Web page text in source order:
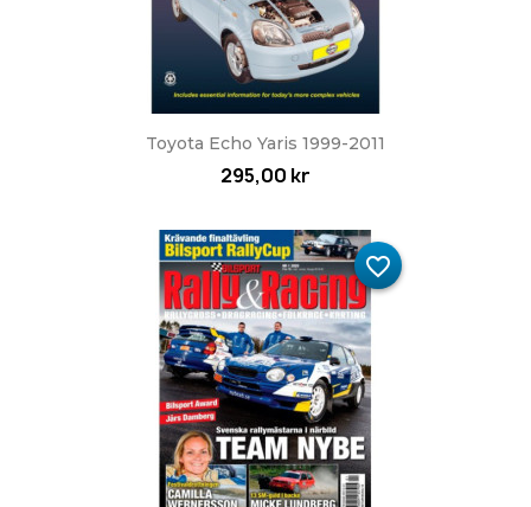
Toyota Echo Yaris 1999-2011
295,00 kr
favorite_border